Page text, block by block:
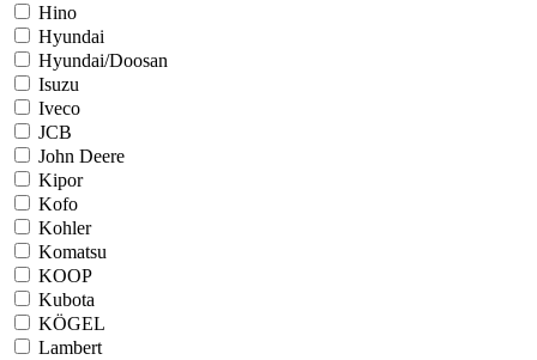
Hino
Hyundai
Hyundai/Doosan
Isuzu
Iveco
JCB
John Deere
Kipor
Kofo
Kohler
Komatsu
KOOP
Kubota
KÖGEL
Lambert